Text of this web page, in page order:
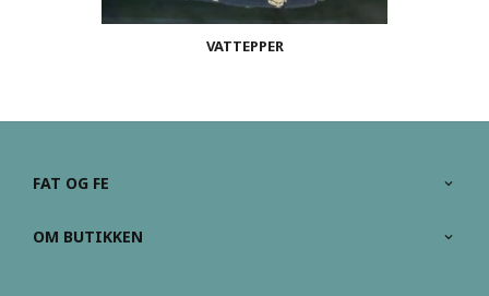
VATTEPPER
FAT OG FE
OM BUTIKKEN